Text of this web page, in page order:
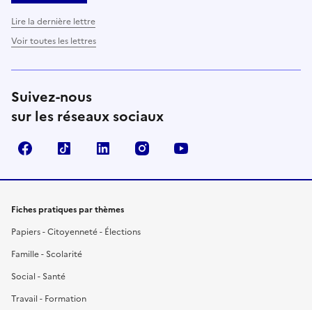
Lire la dernière lettre
Voir toutes les lettres
Suivez-nous
sur les réseaux sociaux
FacebookTikTok LinkedIn Instagram
Fiches pratiques par thèmes
Papiers - Citoyenneté - Élections
Famille - Scolarité
Social - Santé
Travail - Formation